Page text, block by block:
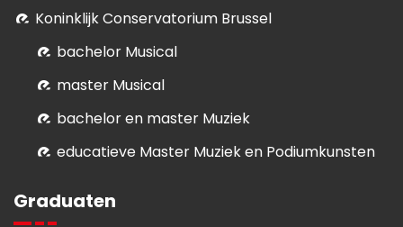
Koninklijk Conservatorium Brussel
bachelor Musical
master Musical
bachelor en master Muziek
educatieve Master Muziek en Podiumkunsten
Graduaten